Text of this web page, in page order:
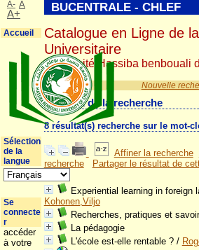
Nouvelle
Résultat de la recherche
8 résultat(s) recherche sur le mot-
Affiner la recherche
recherche
Partager le résultat de
Experiential learning in foreign
Kohonen,Viljo
Recherches, pratiques et
La pédagogie
L'école est-elle rentable ?/
BUCENTRALE - CHLEF
Catalogue en Ligne de
Universitaire
Université Hassiba benbouali
A- A
A+
Accueil
Sélection
de la
langue
Se
connecte
r
accéder
à votre